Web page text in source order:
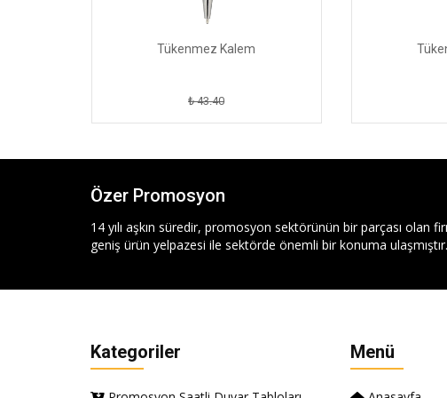
Tükenmez Kalem
₺ 43.40
Özer Promosyon
14 yılı aşkın süredir, promosyon sektörünün bir parçası olan
geniş ürün yelpazesi ile sektörde önemli bir konuma ulaşmıştır.
Kategoriler Menü